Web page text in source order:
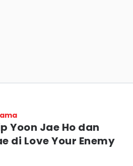
Yoon Jae Ho dan
di Love Your Enemy